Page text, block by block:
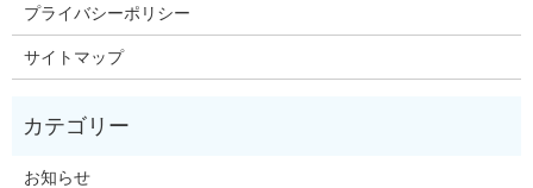
プライバシーポリシー
サイトマップ
お知らせ